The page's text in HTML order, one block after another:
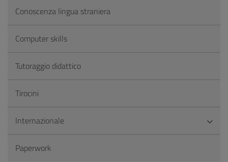
Conoscenza lingua straniera
Computer skills
Tutoraggio didattico
Tirocini
Internazionale
Paperwork